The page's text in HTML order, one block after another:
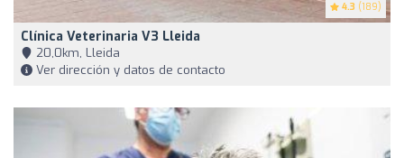
4.3 (189)
Clínica Veterinaria V3 Lleida
20,0km, Lleida
Ver dirección y datos de contacto